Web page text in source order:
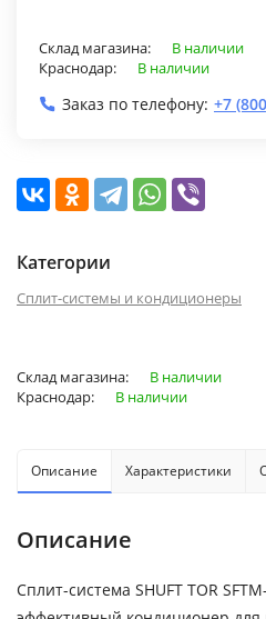
Склад магазина:
В наличии
Краснодар:
В наличии
Заказ по телефону: +7
Категории
Сплит-системы и кондиционеры
Склад магазина:
В наличии
Краснодар:
В наличии
Описание Характеристики
Описание
Сплит-система SHUFT TOR